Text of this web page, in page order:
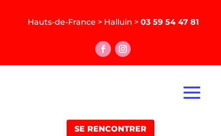
Hauts-de-France > Halluin > 03 59 54 47 81
SE RENCONTRER